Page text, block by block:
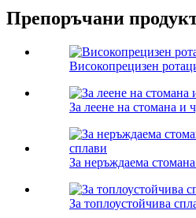
Препоръчани
Високопрецизен
За леене на стомана и
За неръждаема
За топлоустойчива